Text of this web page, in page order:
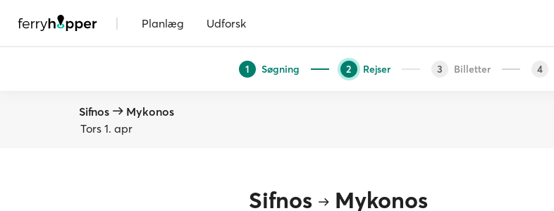
| Planlæg Udforsk
1 Søgning 2 Rejser 3 Billetter 4
Sifnos
Mykonos
Tors 1. apr
Sifnos Mykonos